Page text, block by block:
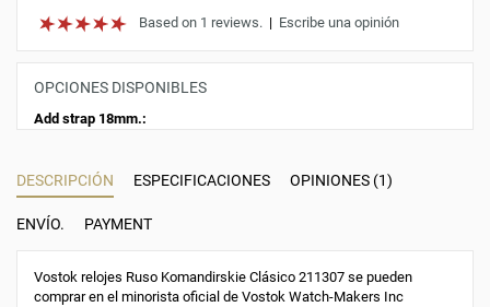
Based on 1 reviews. | Escribe una opinión
OPCIONES DISPONIBLES
Add strap 18mm.:
DESCRIPCIÓN ESPECIFICACIONES OPINIONES (1)
ENVÍO. PAYMENT
Vostok relojes Ruso Komandirskie Clásico 211307 se pueden
comprar en el minorista oficial de Vostok Watch-Makers Inc